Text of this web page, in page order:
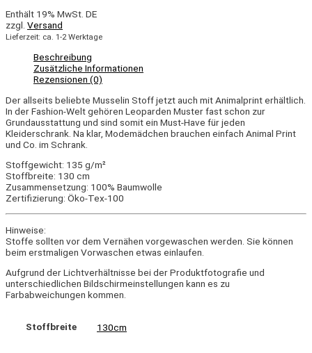
Enthält 19% MwSt. DE
zzgl. Versand
Lieferzeit: ca. 1-2 Werktage
Beschreibung
Zusätzliche Informationen
Rezensionen (0)
Der allseits beliebte Musselin Stoff jetzt auch mit Animalprint erhältlich.
In der Fashion-Welt gehören Leoparden Muster fast schon zur
Grundausstattung und sind somit ein Must-Have für jeden
Kleiderschrank. Na klar, Modemädchen brauchen einfach Animal Print
und Co. im Schrank.
Stoffgewicht: 135 g/m²
Stoffbreite: 130 cm
Zusammensetzung: 100% Baumwolle
Zertifizierung: Öko-Tex-100
Hinweise:
Stoffe sollten vor dem Vernähen vorgewaschen werden. Sie können
beim erstmaligen Vorwaschen etwas einlaufen.
Aufgrund der Lichtverhältnisse bei der Produktfotografie und
unterschiedlichen Bildschirmeinstellungen kann es zu
Farbabweichungen kommen.
Stoffbreite 130cm